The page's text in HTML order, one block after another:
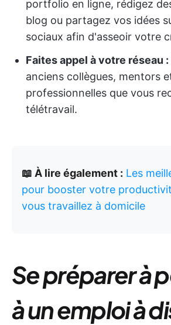
portfolio en ligne, rédigez
blog ou partagez vos idées
sociaux afin d'asseoir votre
Faites appel à votre réseau :
anciens collègues, mentors
professionnelles que vous
télétravail.
📖 À lire également : Les
pour booster votre
vous travaillez à domicile
Se préparer à
à un emploi à